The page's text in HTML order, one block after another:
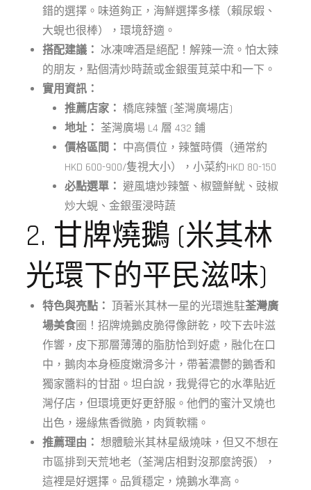
錯的選擇。味道夠正，海鮮選擇多樣（賴尿蝦、
大蜆也很棒），環境舒適。
搭配建議： 冰凍啤酒是絕配！解辣一流。怕太辣
的朋友，點個清炒時蔬或金銀蛋莧菜中和一下。
實用資訊：
推薦店家： 橋底辣蟹 (荃灣廣場店)
地址： 荃灣廣場 L4 層 432 鋪
價格區間： 中高價位，辣蟹時價（通常約
HKD 600-900/隻視大小），小菜約HKD 80-150
必點選單： 避風塘炒辣蟹、椒鹽鮮魷、豉椒
炒大蜆、金銀蛋浸時蔬
2. 甘牌燒鵝 (米其林
光環下的平民滋味)
特色與亮點： 頂著米其林一星的光環進駐荃灣廣
場美食圈！招牌燒鵝皮脆得像餅乾，咬下去咔滋
作響，皮下那層薄薄的脂肪恰到好處，融化在口
中，鵝肉本身極度嫩滑多汁，帶著濃鬱的鵝香和
獨家醬料的甘甜。坦白說，我覺得它的水準貼近
灣仔店，但環境更好更舒服。他們的蜜汁叉燒也
出色，邊緣焦香微脆，肉質軟糯。
推薦理由： 想體驗米其林星級燒味，但又不想在
市區排到天荒地老（荃灣店相對沒那麼誇張），
這裡是好選擇。品質穩定，燒鵝水準高。